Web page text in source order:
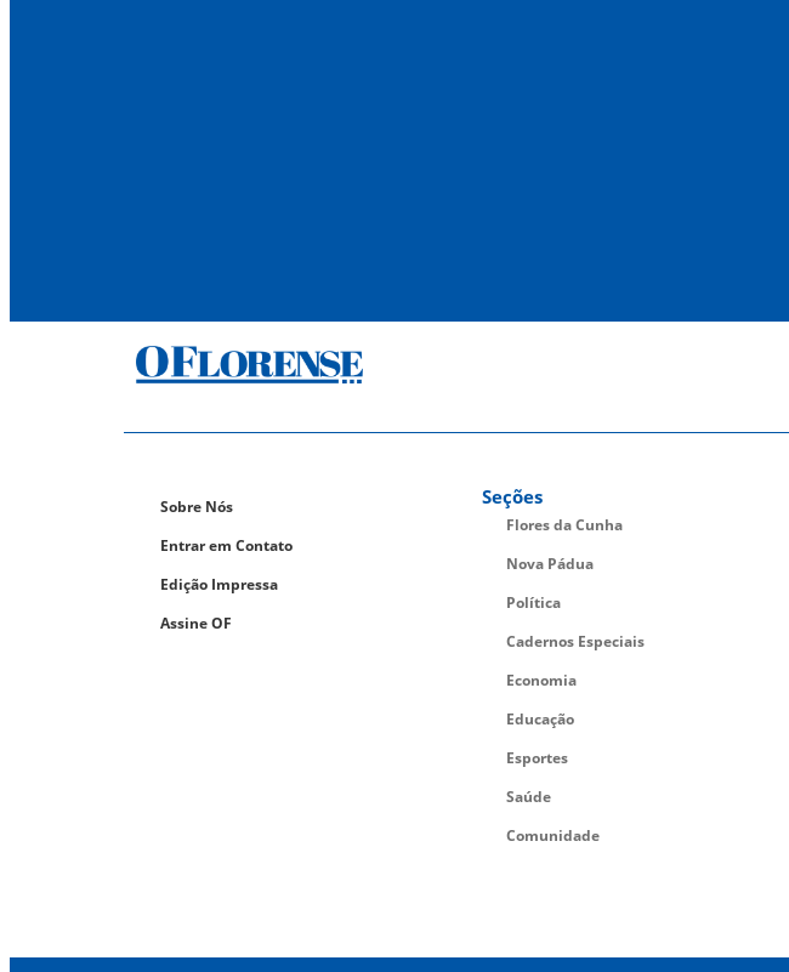
Sobre Nós
Entrar em Contato
Edição Impressa
Assine OF
Seções
Flores da Cunha
Nova Pádua
Política
Cadernos Especiais
Economia
Educação
Esportes
Saúde
Comunidade